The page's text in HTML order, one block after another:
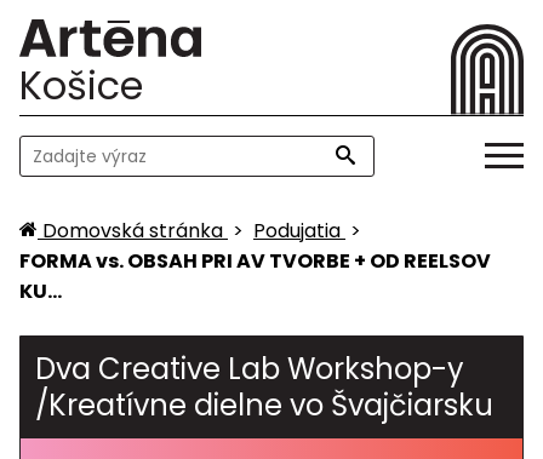
Košice
Domovská stránka > Podujatia >
FORMA vs. OBSAH PRI AV TVORBE + OD REELSOV
KU…
Dva Creative Lab Workshop-y
/Kreatívne dielne vo Švajčiarsku